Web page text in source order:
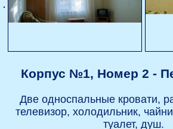
Корпус №1, Номер 2 -
Две односпальные кровати,
телевизор, холодильник,
туалет, душ.